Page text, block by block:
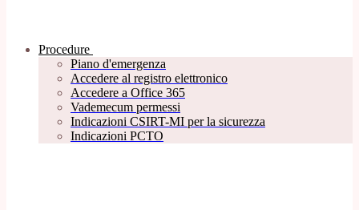
Procedure
Piano d'emergenza
Accedere al registro elettronico
Accedere a Office 365
Vademecum permessi
Indicazioni CSIRT-MI per la sicurezza
Indicazioni PCTO